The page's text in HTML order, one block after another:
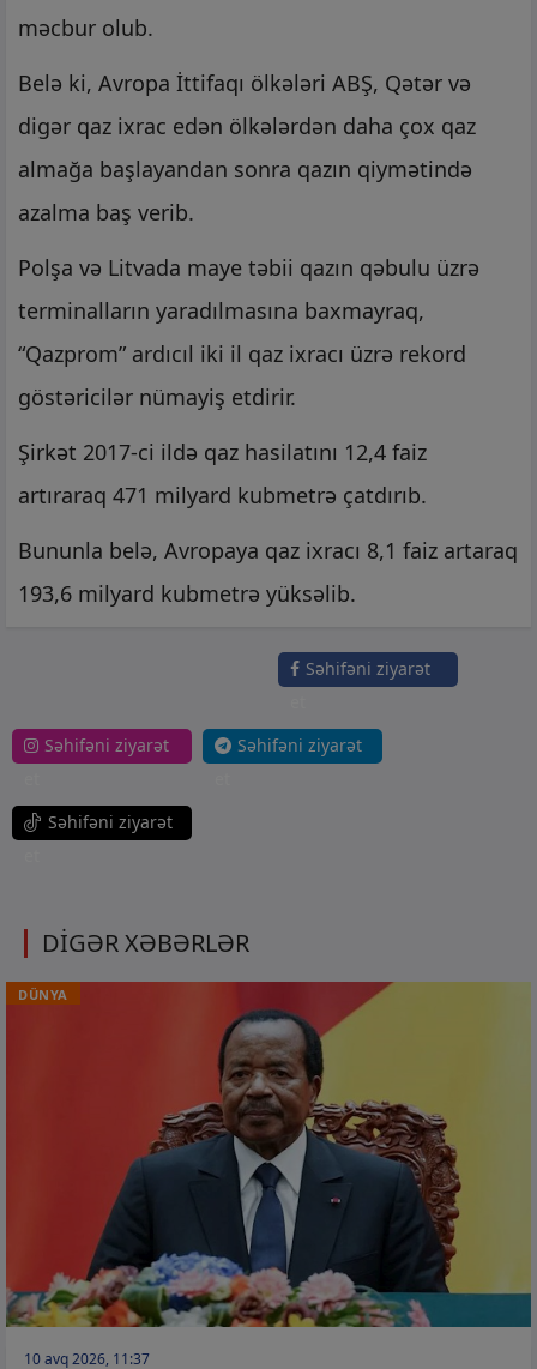
məcbur olub.
Belə ki, Avropa İttifaqı ölkələri ABŞ, Qətər və
digər qaz ixrac edən ölkələrdən daha çox qaz
almağa başlayandan sonra qazın qiymətində
azalma baş verib.
Polşa və Litvada maye təbii qazın qəbulu üzrə
terminalların yaradılmasına baxmayraq,
“Qazprom” ardıcıl iki il qaz ixracı üzrə rekord
göstəricilər nümayiş etdirir.
Şirkət 2017-ci ildə qaz hasilatını 12,4 faiz
artıraraq 471 milyard kubmetrə çatdırıb.
Bununla belə, Avropaya qaz ixracı 8,1 faiz artaraq
193,6 milyard kubmetrə yüksəlib.
Səhifəni ziyarət
Səhifəni ziyarət
Səhifəni ziyarət
Səhifəni ziyarət
DİGƏR XƏBƏRLƏR
DÜNYA
10 avq 2026, 11:37